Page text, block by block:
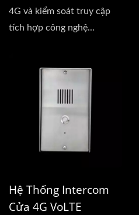
4G và kiểm soát truy cập
tích hợp công nghệ...
Hệ Thống Intercom
Cửa 4G VoLTE